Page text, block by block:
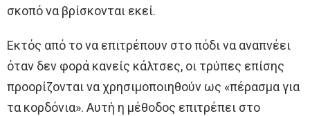
σκοπό να βρίσκονται εκεί.
Εκτός από το να επιτρέπουν στο πόδι να αναπνέει
όταν δεν φορά κανείς κάλτσες, οι τρύπες επίσης
προορίζονται να χρησιμοποιηθούν ως «πέρασμα για
τα κορδόνια». Αυτή η μέθοδος επιτρέπει στο